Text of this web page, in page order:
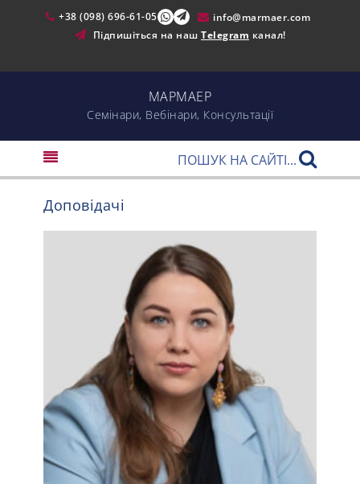
+38 (098) 696-61-05
info@marmaer.com
Підпишіться на наш Telegram канал!
МАРМАЕР
Cемінари, Вебінари, Консультації
Доповідачі